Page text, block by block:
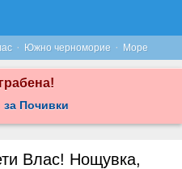
· Южно черноморие · Море
Почивки
Влас! Нощувка,